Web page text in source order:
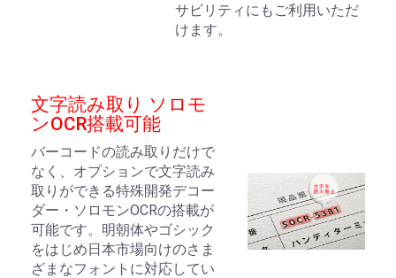
サビリティにもご利用いただ
けます。
文字読み取り ソロモ
ンOCR搭載可能
バーコードの読み取りだけで
なく、オプションで文字読み
取りができる特殊開発デコー
ダー・ソロモンOCRの搭載が
可能です。明朝体やゴシック
をはじめ日本市場向けのさま
ざまなフォントに対応してい